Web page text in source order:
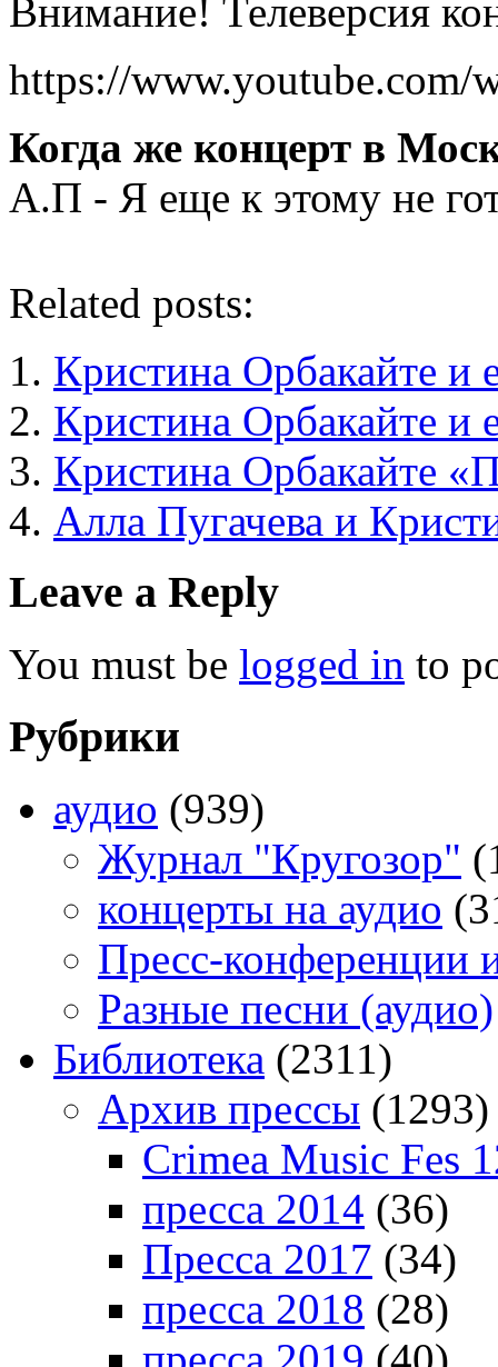
Внимание! Телеверсия
https://www.youtube.com/
Когда же концерт в
А.П - Я еще к этому не
Related posts:
Кристина Орбакайте и
Кристина Орбакайте и
Кристина Орбакайте
Алла Пугачева и
Leave a Reply
You must be logged in to
Рубрики
аудио (939)
Журнал "Кругозор"
концерты на аудио
Пресс-конференции
Разные песни (аудио)
Библиотека (2311)
Архив прессы (1293)
Crimea Music Fes
пресса 2014 (36)
Пресса 2017 (34)
пресса 2018 (28)